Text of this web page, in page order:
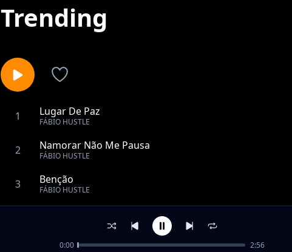
Trending
1 Lugar De Paz
FÁBIO HUSTLE
2 Namorar Não Me Pausa
FÁBIO HUSTLE
3 Benção
FÁBIO HUSTLE
Seja Feliz
0:00 2:56